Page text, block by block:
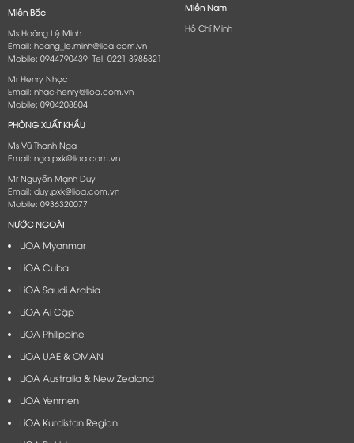
Miền Bắc
Ms Hoàng Lệ Minh
Email: hoang_le.minh@lioa.com.vn
Mobile: 0944790439 Tel: 0221 3985321
Mr Henry Nhạc
Email: nhac-henry@lioa.com.vn
Mobile: 0904208804
PHÒNG XUẤT KHẨU
Ms Vũ Thanh Nga
Email: nga.pxk@lioa.com.vn
Mr Nguyễn Mạnh Duy
Email: duy.pxk@lioa.com.vn
Mobile: 0936320077
Miền Nam
Hồ Chí Minh
NƯỚC NGOÀI
LiOA Myanmar
LiOA Cuba
LiOA Saudi Arabia
LiOA Ai Cập
LiOA Philippine
LiOA UAE & OMAN
LiOA Australia & New Zealand
LiOA Yenmen
LiOA Kurdistan Region